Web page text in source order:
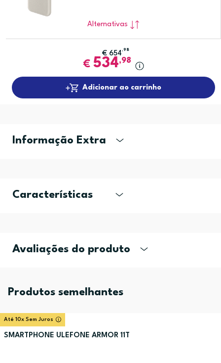
Alternativas
€ 654,98
€ 534,98
Adicionar ao carrinho
Informação Extra
Características
Avaliações do produto
Produtos semelhantes
Até 10x Sem Juros
SMARTPHONE ULEFONE ARMOR 11T